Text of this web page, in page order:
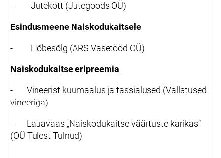
- Jutekott (Jutegoods OÜ)
Esindusmeene Naiskodukaitsele
- Hõbesõlg (ARS Vasetööd OÜ)
Naiskodukaitse eripreemia
- Vineerist kuumaalus ja tassialused (Vallatused
vineeriga)
- Lauavaas „Naiskodukaitse väärtuste karikas“
(OÜ Tulest Tulnud)